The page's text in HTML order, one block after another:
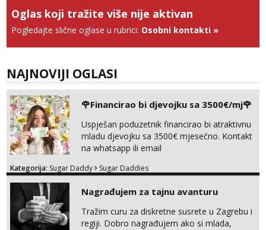
Učiteljica iz predgrađa traži...
Tel:064/677-677- Kod: #160
Monika
Tel:064/677-677- Kod: #133
Obavijesti me kada se oslobodi
Ivančica
Tel:064/677-677- Kod: #108
Obavijesti me kada se oslobodi
Oglas koji tražite više nije aktivan
Pogledajte slične oglase u rubrici: Osobni kontakti »
NAJNOVIJI OGLASI
🌹Financirao bi djevojku sa 3500€/mj🌹
Uspješan poduzetnik financirao bi atraktivnu
mladu djevojku sa 3500€ mjesečno. Kontakt
na whatsapp ili email
Kategorija: Sugar Daddy Sugar Daddies
Nagrađujem za tajnu avanturu
Tražim curu za diskretne susrete u Zagrebu i
regiji. Dobro nagrađujem ako si mlada,